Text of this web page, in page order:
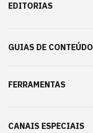
EDITORIAS
GUIAS DE CONTEÚDO
FERRAMENTAS
CANAIS ESPECIAIS